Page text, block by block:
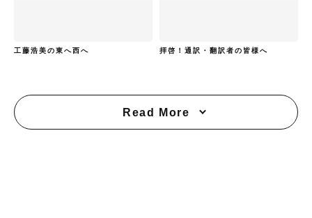
工藤浩美の東へ西へ 拝啓！通訳・翻訳者の皆様へ
Read More